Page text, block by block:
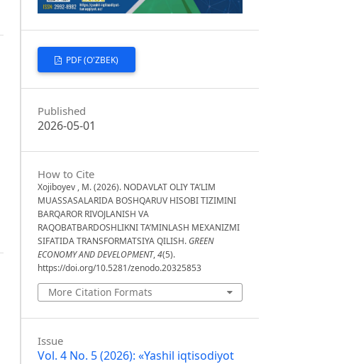
PDF (O'ZBEK)
Published
2026-05-01
How to Cite
Xojiboyev , M. (2026). NODAVLAT OLIY TA’LIM
MUASSASALARIDA BOSHQARUV HISOBI TIZIMINI
BARQAROR RIVOJLANISH VA
RAQOBATBARDOSHLIKNI TA’MINLASH MEXANIZMI
SIFATIDA TRANSFORMATSIYA QILISH. GREEN
ECONOMY AND DEVELOPMENT,4(5).
https://doi.org/10.5281/zenodo.20325853
More Citation Formats
Issue
Vol. 4 No. 5 (2026): «Yashil iqtisodiyot